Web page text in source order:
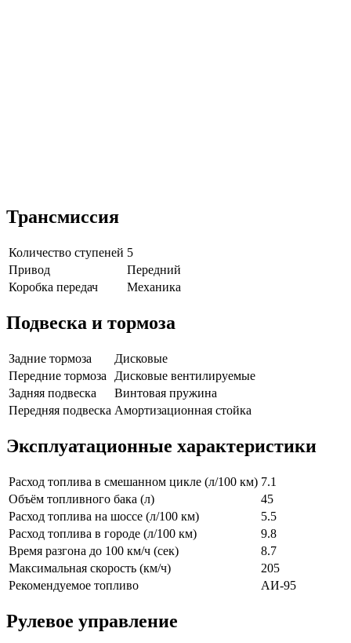
Трансмиссия
Количество ступеней 5
Привод
Передний
Коробка передач
Механика
Подвеска и тормоза
Задние тормоза
Дисковые
Передние тормоза
Дисковые вентилируемые
Задняя подвеска
Винтовая пружина
Передняя подвеска Амортизационная стойка
Эксплуатационные характеристики
Расход топлива в смешанном цикле (л/100 км) 7.1
Объём топливного бака (л)
45
Расход топлива на шоссе (л/100 км)
5.5
Расход топлива в городе (л/100 км)
9.8
Время разгона до 100 км/ч (сек)
8.7
Максимальная скорость (км/ч)
205
Рекомендуемое топливо
АИ-95
Рулевое управление